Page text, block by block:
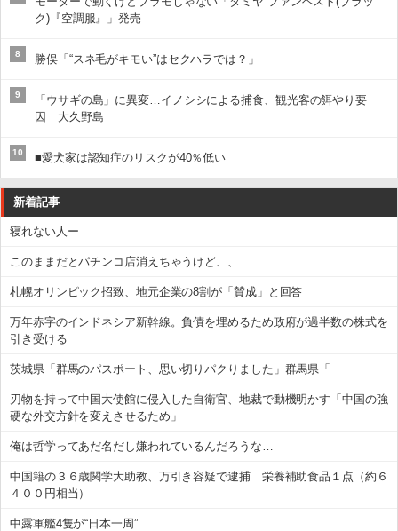
ク)『空調服』」発売
8 勝俣「“スネ毛がキモい”はセクハラでは？」
9
「ウサギの島」に異変…イノシシによる捕食、観光客の餌やり要
因 大久野島
10 ■愛犬家は認知症のリスクが40％低い
新着記事
寝れない人ー
このままだとパチンコ店消えちゃうけど、、
札幌オリンピック招致、地元企業の8割が「賛成」と回答
万年赤字のインドネシア新幹線。負債を埋めるため政府が過半数の株式を
引き受ける
茨城県「群馬のパスポート、思い切りパクりました」群馬県「
刃物を持って中国大使館に侵入した自衛官、地裁で動機明かす「中国の強
硬な外交方針を変えさせるため」
俺は哲学ってあだ名だし嫌われているんだろうな…
中国籍の３６歳関学大助教、万引き容疑で逮捕 栄養補助食品１点（約６
４００円相当）
中露軍艦4隻が“日本一周”